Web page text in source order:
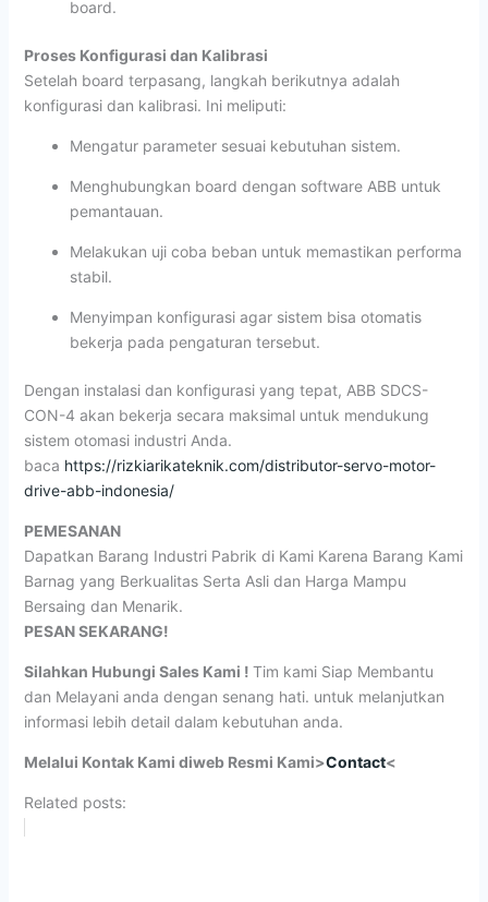
board.
Proses Konfigurasi dan Kalibrasi
Setelah board terpasang, langkah berikutnya adalah
konfigurasi dan kalibrasi. Ini meliputi:
Mengatur parameter sesuai kebutuhan sistem.
Menghubungkan board dengan software ABB untuk
pemantauan.
Melakukan uji coba beban untuk memastikan performa
stabil.
Menyimpan konfigurasi agar sistem bisa otomatis
bekerja pada pengaturan tersebut.
Dengan instalasi dan konfigurasi yang tepat, ABB SDCS-
CON-4 akan bekerja secara maksimal untuk mendukung
sistem otomasi industri Anda.
baca https://rizkiarikateknik.com/distributor-servo-motor-
drive-abb-indonesia/
PEMESANAN
Dapatkan Barang Industri Pabrik di Kami Karena Barang Kami
Barnag yang Berkualitas Serta Asli dan Harga Mampu
Bersaing dan Menarik.
PESAN SEKARANG!
Silahkan Hubungi Sales Kami ! Tim kami Siap Membantu
dan Melayani anda dengan senang hati. untuk melanjutkan
informasi lebih detail dalam kebutuhan anda.
Melalui Kontak Kami diweb Resmi Kami>Contact<
Related posts: